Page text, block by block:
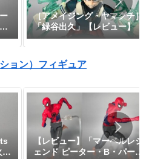
［アメイジング・ヤマグチ］
「緑谷出久」【レビュー】
ョン）フィギュア
【レビュー】「マーベルレジ
ェンド ピーター・B・パーカ